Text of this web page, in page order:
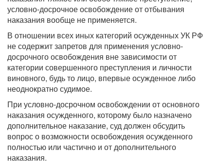
условно-досрочное освобождение от отбывания
наказания вообще не применяется.
В отношении всех иных категорий осужденных УК РФ
не содержит запретов для применения условно-
досрочного освобождения вне зависимости от
категории совершенного преступления и личности
виновного, будь то лицо, впервые осужденное либо
неоднократно судимое.
При условно-досрочном освобождении от основного
наказания осужденного, которому было назначено
дополнительное наказание, суд должен обсудить
вопрос о возможности освобождения осужденного
полностью или частично и от дополнительного
наказания.